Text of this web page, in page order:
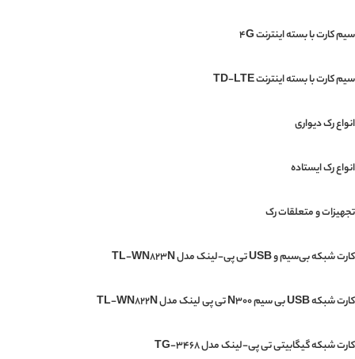
سیم کارت با بسته اینترنت 4G
سیم کارت با بسته اینترنت TD-LTE
انواع رک دیواری
انواع رک ایستاده
تجهیزات و متعلقات رک
کارت شبکه بی‌سیم و USB تی پی-لینک مدل TL-WN823N
کارت شبکه USB بی‌ سیم N300 تی پی لینک مدل TL-WN822N
کارت شبکه گیگابیتی تی پی-لینک مدل TG-3468